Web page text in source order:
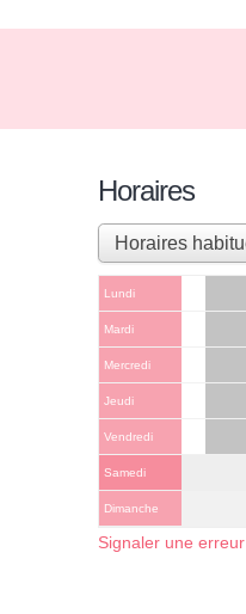
Horaires
Lundi
Mardi
Mercredi
Jeudi
Vendredi
Samedi
Dimanche
Signaler une erreur